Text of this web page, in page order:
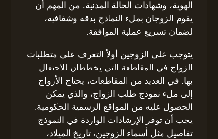
الهوية، وشهادات الحالة المدنية. من المهم أن
يقوم الزوجان بملء النماذج بدقة وشفافية،
لضمان تسريع عملية الموافقة.
يتوجب على الزوجين أولاً التعرف على متطلبات
الزواج في المقاطعة التي يخططان للاحتفال
بها. في العديد من المقاطعات، يحتاج الأزواج
إلى ملء نموذج طلب الزواج، والذي يمكن
الحصول عليه من المواقع الرسمية الحكومية.
يجب أن توفر الإرشادات الواردة في النموذج
تفاصيل مثل أسماء الزوجين، تاريخ الميلاد،